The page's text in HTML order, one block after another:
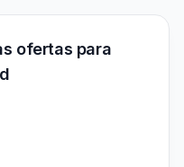
ofertas para